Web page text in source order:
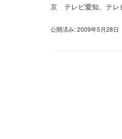
京 テレビ愛知、テレ
公開済み: 2009年5月28日